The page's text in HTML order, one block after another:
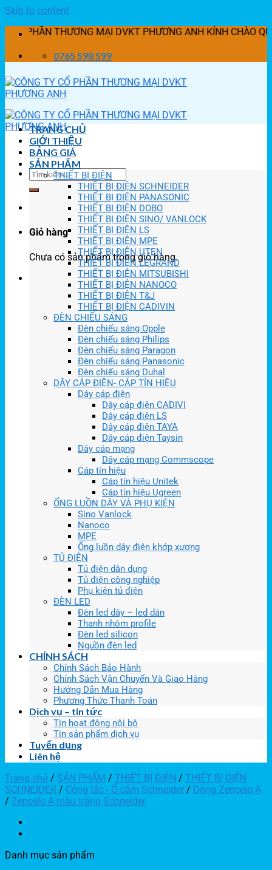
Skip to content
PHẦN THƯƠNG MẠI DVKT PHƯƠNG ANH KÍNH CHÀO QUÝ
0765 598 599
Giỏ hàng
Chưa có sản phẩm trong giỏ hàng.
TRANG CHỦ
GIỚI THIỆU
BẢNG GIÁ
SẢN PHẨM
THIẾT BỊ ĐIỆN
THIẾT BỊ ĐIỆN SCHNEIDER
THIẾT BỊ ĐIỆN PANASONIC
THIẾT BỊ ĐIỆN DOBO
THIẾT BỊ ĐIỆN SINO/ VANLOCK
THIẾT BỊ ĐIỆN LS
THIẾT BỊ ĐIỆN MPE
THIẾT BỊ ĐIỆN UTEN
THIẾT BỊ ĐIỆN LEGRAND
THIẾT BỊ ĐIỆN MITSUBISHI
THIẾT BỊ ĐIỆN NANOCO
THIẾT BỊ ĐIỆN T&J
THIẾT BỊ ĐIỆN CADIVIN
ĐÈN CHIẾU SÁNG
Đèn chiếu sáng Opple
Đèn chiếu sáng Philips
Đèn chiếu sáng Paragon
Đèn chiếu sáng Panasonic
Đèn chiếu sáng Duhal
DÂY CÁP ĐIỆN- CÁP TÍN HIỆU
Dây cáp điện
Dây cáp điện CADIVI
Dây cáp điện LS
Dây cáp điện TAYA
Dây cáp điện Taysin
Dây cáp mạng
Dây cáp mạng Commscope
Cáp tín hiệu
Cáp tín hiệu Unitek
Cáp tín hiệu Ugreen
ỐNG LUỒN DÂY VÀ PHỤ KIỆN
Sino Vanlock
Nanoco
MPE
Ống luồn dây điện khớp xương
TỦ ĐIỆN
Tủ điện dân dụng
Tủ điện công nghiệp
Phụ kiện tủ điện
ĐÈN LED
Đèn led dây – led dán
Thanh nhôm profile
Đèn led silicon
Nguồn đèn led
CHÍNH SÁCH
Chính Sách Bảo Hành
Chính Sách Vận Chuyển Và Giao Hàng
Hướng Dẫn Mua Hàng
Phương Thức Thanh Toán
Dịch vụ – tin tức
Tin hoạt động nội bộ
Tin sản phẩm dịch vụ
Tuyển dụng
Liên hệ
Trang chủ / SẢN PHẨM / THIẾT BỊ ĐIỆN / THIẾT BỊ ĐIỆN
SCHNEIDER / Công tắc - Ổ cắm Schneider / Dòng Zencelo A
/ Zencelo A màu trắng Schneider
Danh mục sản phẩm